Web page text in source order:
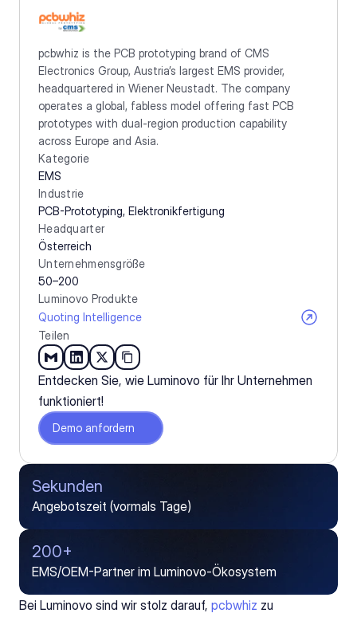
pcbwhiz is the PCB prototyping brand of CMS
Electronics Group, Austria’s largest EMS provider,
headquartered in Wiener Neustadt. The company
operates a global, fabless model offering fast PCB
prototypes with dual-region production capability
across Europe and Asia.
Kategorie
EMS
Industrie
PCB-Prototyping, Elektronikfertigung
Headquarter
Österreich
Unternehmensgröße
50–200
Luminovo Produkte
Quoting Intelligence
Teilen
Entdecken Sie, wie Luminovo für Ihr Unternehmen
funktioniert!
Demo anfordern
Sekunden
Angebotszeit (vormals Tage)
200+
EMS/OEM-Partner im Luminovo-Ökosystem
Bei Luminovo sind wir stolz darauf, pcbwhiz zu